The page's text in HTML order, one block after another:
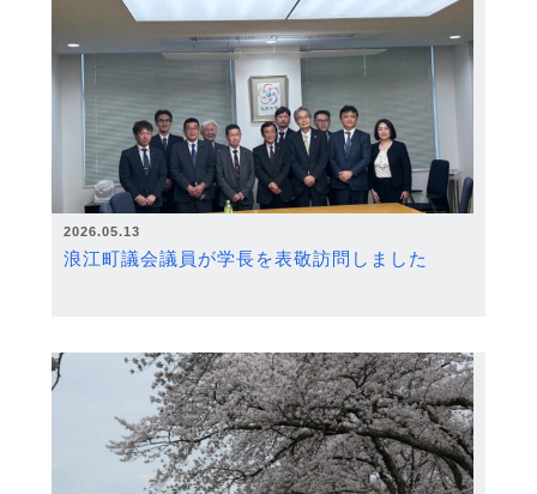
2026.05.13
浪江町議会議員が学長を表敬訪問しました